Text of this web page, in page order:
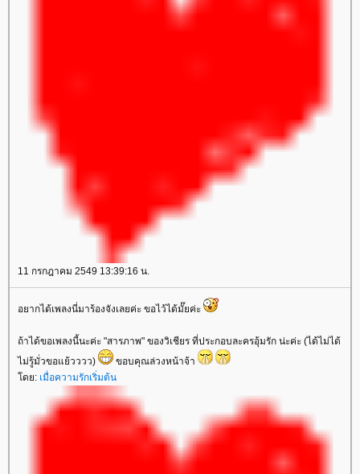
11 กรกฎาคม 2549 13:39:16 น.
อยากได้เพลงนี่มาร้องจังเลยค่ะ ขอไว้ได้มั๊ยค่ะ
ถ้าได้ขอเพลงนี้นะค่ะ "สารภาพ" ของวิเชียร ที่ประกอบละครอุ้มรัก น่ะค่ะ (ได้ไม่ได้
ไม่รู้มั่วขอแย้วววว)
ขอบคุณล่วงหน้าจ้า
โดย: เมื่อความรักเริ่มต้น